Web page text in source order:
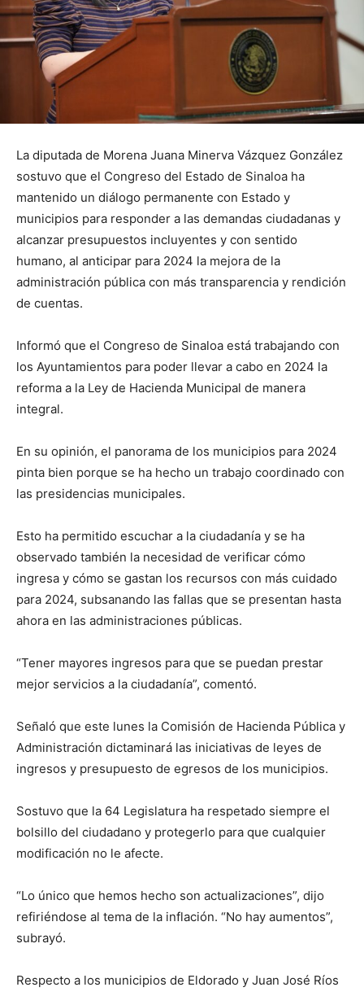
La diputada de Morena Juana Minerva Vázquez González
sostuvo que el Congreso del Estado de Sinaloa ha
mantenido un diálogo permanente con Estado y
municipios para responder a las demandas ciudadanas y
alcanzar presupuestos incluyentes y con sentido
humano, al anticipar para 2024 la mejora de la
administración pública con más transparencia y rendición
de cuentas.
Informó que el Congreso de Sinaloa está trabajando con
los Ayuntamientos para poder llevar a cabo en 2024 la
reforma a la Ley de Hacienda Municipal de manera
integral.
En su opinión, el panorama de los municipios para 2024
pinta bien porque se ha hecho un trabajo coordinado con
las presidencias municipales.
Esto ha permitido escuchar a la ciudadanía y se ha
observado también la necesidad de verificar cómo
ingresa y cómo se gastan los recursos con más cuidado
para 2024, subsanando las fallas que se presentan hasta
ahora en las administraciones públicas.
“Tener mayores ingresos para que se puedan prestar
mejor servicios a la ciudadanía”, comentó.
Señaló que este lunes la Comisión de Hacienda Pública y
Administración dictaminará las iniciativas de leyes de
ingresos y presupuesto de egresos de los municipios.
Sostuvo que la 64 Legislatura ha respetado siempre el
bolsillo del ciudadano y protegerlo para que cualquier
modificación no le afecte.
“Lo único que hemos hecho son actualizaciones”, dijo
refiriéndose al tema de la inflación. “No hay aumentos”,
subrayó.
Respecto a los municipios de Eldorado y Juan José Ríos